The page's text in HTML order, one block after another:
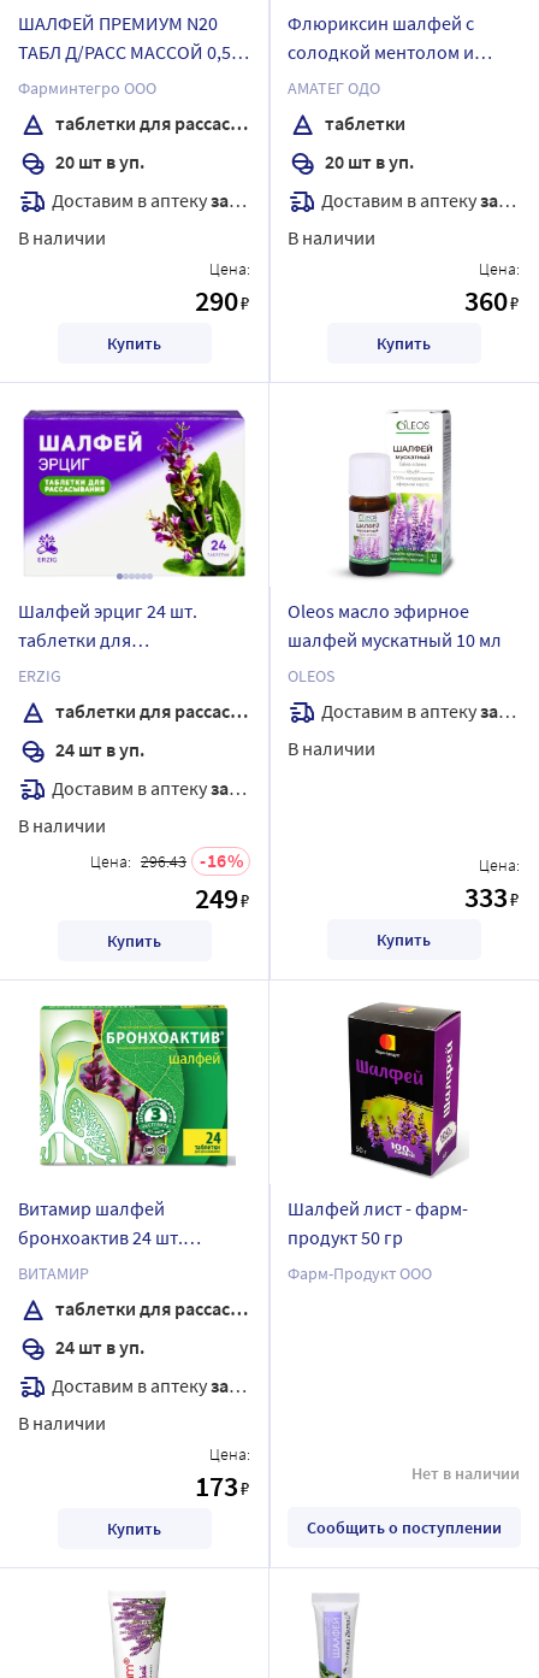
ШАЛФЕЙ ПРЕМИУМ N20
ТАБЛ Д/РАСС МАССОЙ 0,55Г
/ЭРКАФАРМ
Фарминтегро ООО
таблетки для рассасывания
20 шт в уп.
Доставим в аптекузавтра
В наличии
Цена:
290₽
Купить
Флюриксин шалфей с
солодкой ментолом и
витамином с 20 шт.
таблетки массой 500 мг
АМАТЕГ ОДО
таблетки
20 шт в уп.
Доставим в аптекузавтра
В наличии
Цена:
360₽
Купить
Шалфей эрциг 24 шт.
таблетки для
рассасывания массой 1 гр г
ERZIG
таблетки для рассасывания
24 шт в уп.
Доставим в аптекузавтра
В наличии
Цена: 296.43 16
249₽
Купить
Oleos масло эфирное
шалфей мускатный 10 мл
OLEOS
Доставим в аптекузавтра
В наличии
Цена:
333₽
Купить
Витамир шалфей
бронхоактив 24 шт.
таблетки для
рассасывания массой 960
мг
ВИТАМИР
таблетки для рассасывания
24 шт в уп.
Доставим в аптекузавтра
В наличии
Цена:
173₽
Купить
Шалфей лист - фарм-
продукт 50 гр
Фарм-Продукт ООО
Нет в наличии
Сообщить о поступлении